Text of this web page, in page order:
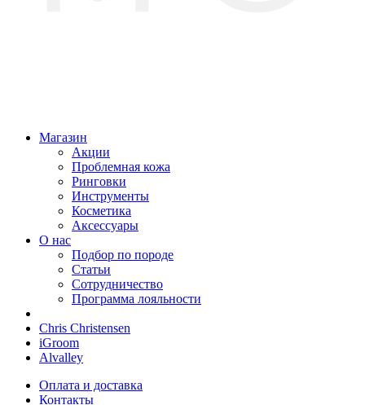
Магазин
Акции
Проблемная кожа
Ринговки
Инструменты
Косметика
Аксессуары
О нас
Подбор по породе
Статьи
Сотрудничество
Программа лояльности
Chris Christensen
iGroom
Alvalley
Оплата и доставка
Контакты